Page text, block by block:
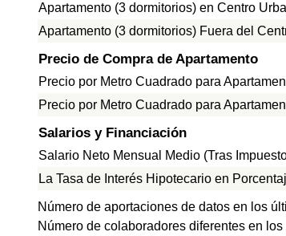
Apartamento (3 dormitorios) en Centro
Apartamento (3 dormitorios) Fuera del
Precio de Compra de Apartamento
Precio por Metro Cuadrado para
Precio por Metro Cuadrado para
Salarios y Financiación
Salario Neto Mensual Medio (Tras
La Tasa de Interés Hipotecario en
Número de aportaciones de datos en los
Número de colaboradores diferentes en